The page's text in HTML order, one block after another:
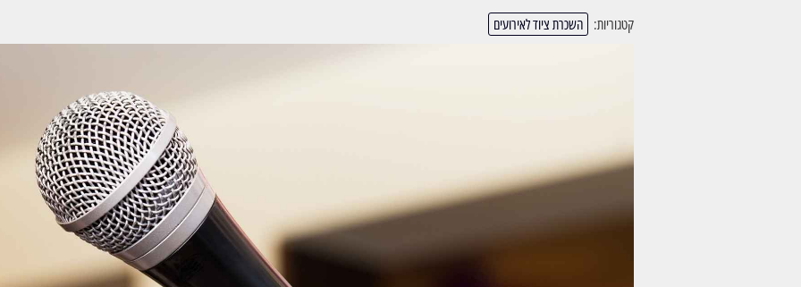
קטגוריות: השכרת ציוד לאירועים